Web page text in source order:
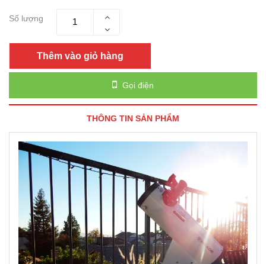
Số lượng
Thêm vào giỏ hàng
Gọi điện
THÔNG TIN SẢN PHẨM